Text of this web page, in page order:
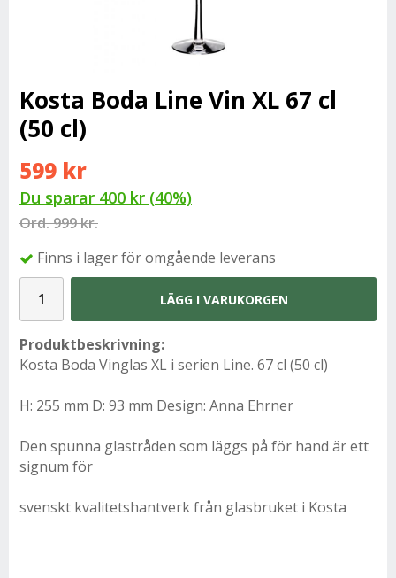
Kosta Boda Line Vin XL 67 cl
(50 cl)
599 kr
Du sparar 400 kr (40%)
Ord.999 kr.
Finns i lager för omgående leverans
LÄGG I VARUKORGEN
Produktbeskrivning:
Kosta Boda Vinglas XL i serien Line. 67 cl (50 cl)
H: 255 mm D: 93 mm Design: Anna Ehrner
Den spunna glastråden som läggs på för hand är ett
signum för
svenskt kvalitetshantverk från glasbruket i Kosta